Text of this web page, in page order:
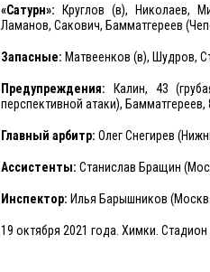
«Сатурн»: Круглов (в), Николаев,
Ламанов, Сакович, Бамматгереев
Запасные: Матвеенков (в), Шудров,
Предупреждения:
Калин, 43
перспективной атаки), Бамматгереев,
Главный арбитр: Олег Снегирев
Ассистенты: Станислав Бращин
Инспектор: Илья Барышников
19 октября 2021 года. Химки. Стадион